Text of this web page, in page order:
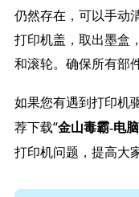
仍然存在，可以手动
打印机盖，取出墨盒
和滚轮。确保所有部
如果您有遇到打印机
荐下载“金山毒霸-电
打印机问题，提高大